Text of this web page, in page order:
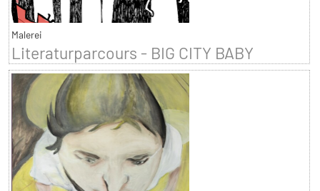
Malerei
Literaturparcours - BIG CITY BABY